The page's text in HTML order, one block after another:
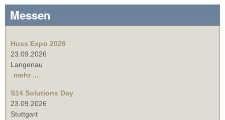
Messen
Huss Expo 2026
23.09.2026
Langenau
mehr ...
S14 Solutions Day
23.09.2026
Stuttgart